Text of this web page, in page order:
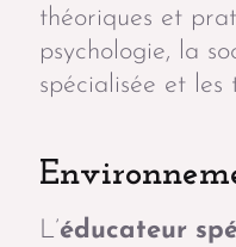
théoriques et
psychologie, la
spécialisée et les
L’éducateur